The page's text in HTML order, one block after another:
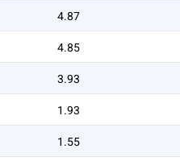
4.87
4.85
3.93
1.93
1.55